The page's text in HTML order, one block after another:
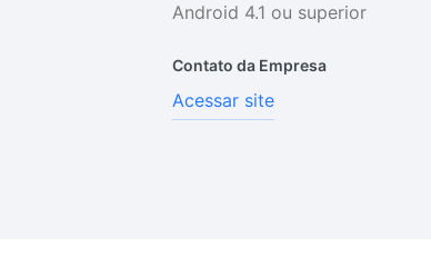
Android 4.1 ou superior
Contato da Empresa
Acessar site